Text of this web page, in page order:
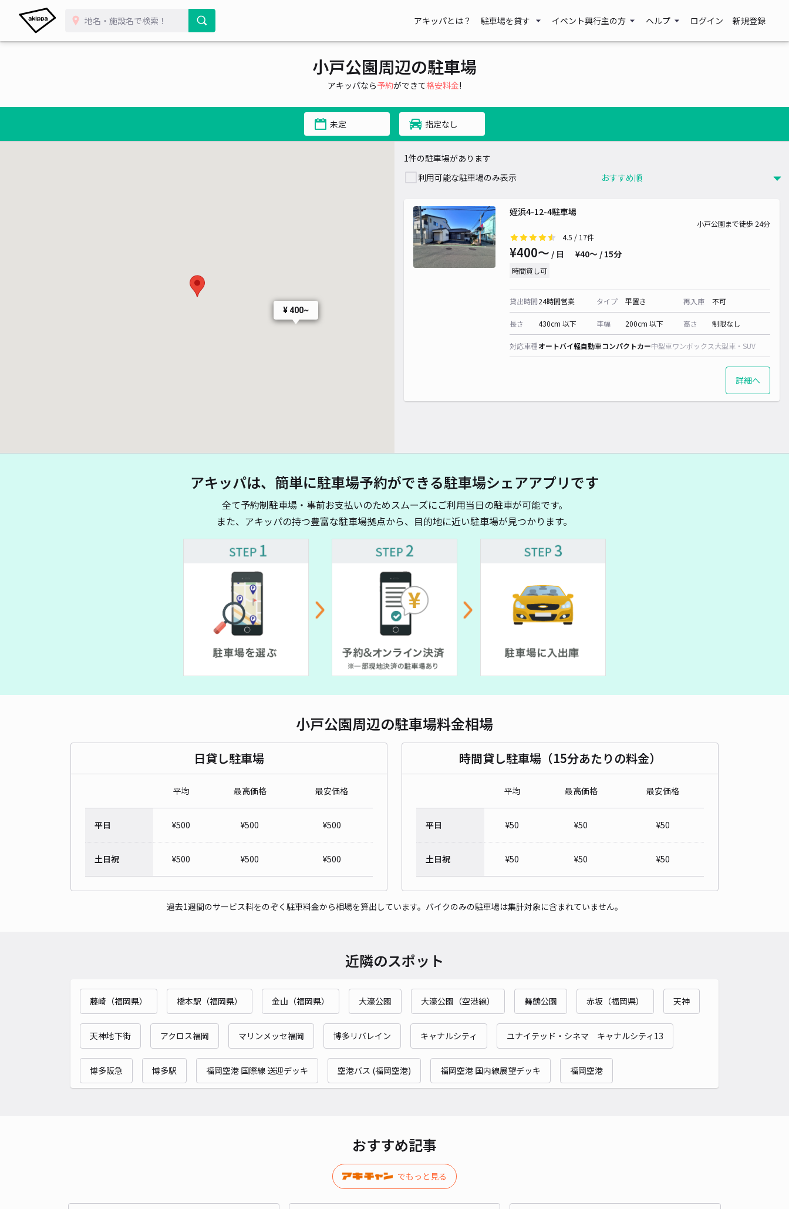
アキッパとは？ 駐車場を貸す イベント興行主の方 ヘルプ ログイン 新規登録
小戸公園周辺の駐車場
アキッパなら予約ができて格安料金!
未定 指定なし
¥ 400~
1件の駐車場があります
利用可能な駐車場のみ表示
姪浜4-12-4駐車場
小戸公園まで徒歩 24分
4.5 / 17件
¥400〜 / 日 ¥40〜 / 15分
時間貸し可
貸出時間24時間営業 タイプ 平置き 再入庫 不可
長さ 430cm 以下 車幅 200cm 以下 高さ 制限なし
対応車種オートバイ軽自動車コンパクトカー中型車ワンボックス大型車・SUV
詳細へ
アキッパは、簡単に駐車場予約ができる駐車場シェアアプリです
全て予約制駐車場・事前お支払いのためスムーズにご利用当日の駐車が可能です。
また、アキッパの持つ豊富な駐車場拠点から、目的地に近い駐車場が見つかります。
小戸公園周辺の駐車場料金相場
日貸し駐車場
平均 最高価格 最安価格
平日 ¥500 ¥500 ¥500
土日祝 ¥500 ¥500 ¥500
時間貸し駐車場（15分あたりの料金）
平均 最高価格 最安価格
平日 ¥50 ¥50 ¥50
土日祝 ¥50 ¥50 ¥50
過去1週間のサービス料をのぞく駐車料金から相場を算出しています。バイクのみの駐車場は集計対象に含まれていません。
近隣のスポット
藤崎（福岡県） 橋本駅（福岡県） 金山（福岡県） 大濠公園 大濠公園（空港線） 舞鶴公園 赤坂（福岡県） 天神
天神地下街 アクロス福岡 マリンメッセ福岡 博多リバレイン キャナルシティ ユナイテッド・シネマ キャナルシティ13
博多阪急 博多駅 福岡空港 国際線 送迎デッキ 空港バス (福岡空港) 福岡空港 国内線展望デッキ 福岡空港
おすすめ記事
でもっと見る